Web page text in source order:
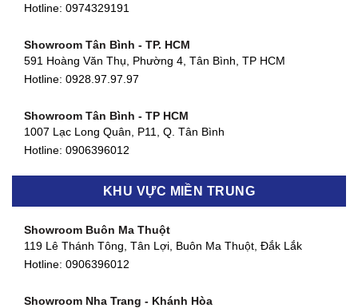
Hotline: 0974329191
Showroom Tân Bình - TP. HCM
591 Hoàng Văn Thụ, Phường 4, Tân Bình, TP HCM
Hotline: 0928.97.97.97
Showroom Tân Bình - TP HCM
1007 Lạc Long Quân, P11, Q. Tân Bình
Hotline: 0906396012
Showroom Biên Hòa - Đồng Nai
Showroom Thuận An - Bình Dương
KHU VỰC MIỀN TRUNG
Showroom Buôn Ma Thuột
119 Lê Thánh Tông, Tân Lợi, Buôn Ma Thuột, Đắk Lắk
Hotline: 0906396012
Showroom Nha Trang - Khánh Hòa